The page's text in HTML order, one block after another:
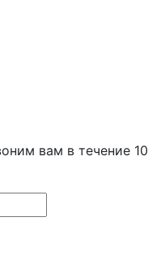
вам в течение 10